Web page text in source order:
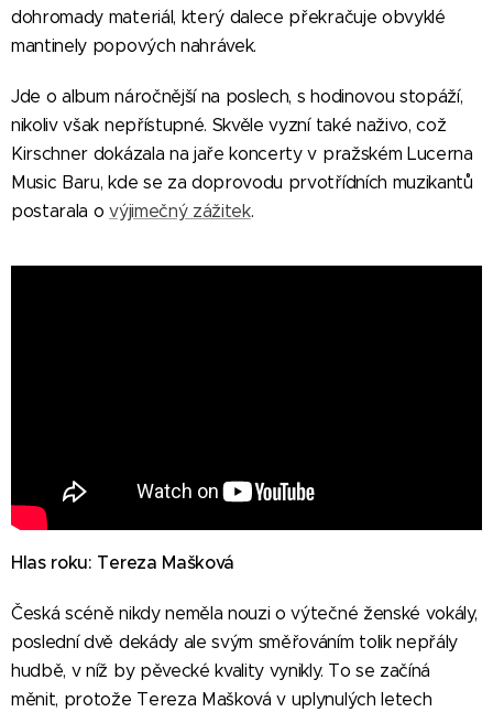
dohromady materiál, který dalece překračuje obvyklé
mantinely popových nahrávek.
Jde o album náročnější na poslech, s hodinovou stopáží,
nikoliv však nepřístupné. Skvěle vyzní také naživo, což
Kirschner dokázala na jaře koncerty v pražském Lucerna
Music Baru, kde se za doprovodu prvotřídních muzikantů
postarala ovýjimečný zážitek.
Hlas roku: Tereza Mašková
Česká scéně nikdy neměla nouzi o výtečné ženské vokály,
poslední dvě dekády ale svým směřováním tolik nepřály
hudbě, v níž by pěvecké kvality vynikly. To se začíná
měnit, protože Tereza Mašková v uplynulých letech